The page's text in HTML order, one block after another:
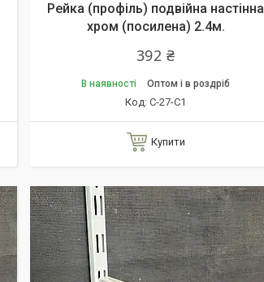
Рейка (профіль) подвійна настінна
хром (посилена) 2.4м.
392 ₴
В наявності Оптом і в роздріб
С-27-С1
Купити